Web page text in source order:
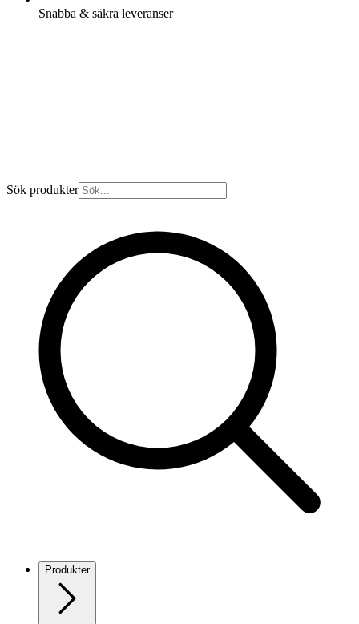
Snabba & säkra leveranser
Sök produkter
Produkter